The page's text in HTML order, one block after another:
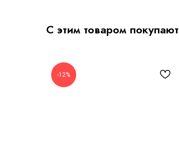
С этим товаром покупают
-12%